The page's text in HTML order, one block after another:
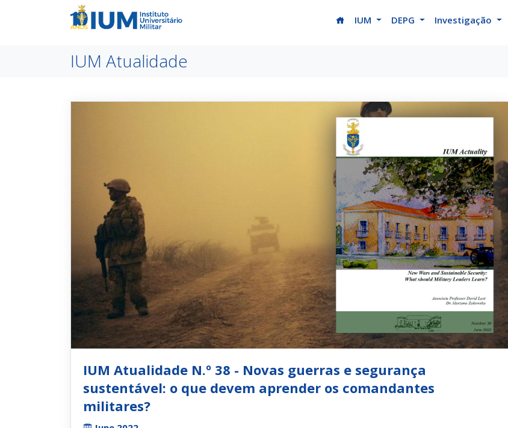
(current)
IUM DEPG Investigação
IUM Atualidade
IUM Atualidade N.º 38 - Novas guerras e segurança
sustentável: o que devem aprender os comandantes
militares?